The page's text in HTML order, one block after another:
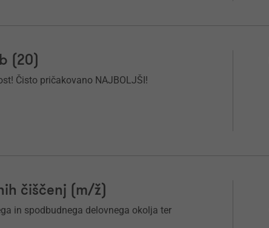
(20)
Čisto pričakovano NAJBOLJŠI!
čiščenj (m/ž)
in spodbudnega delovnega okolja ter